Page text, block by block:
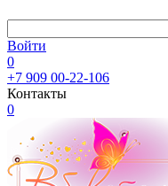
Войти
0
+7 909 00-22-106
Контакты
0